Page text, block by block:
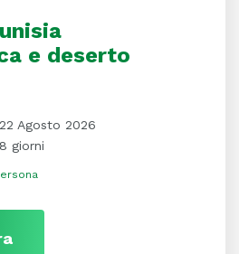
e deserto
22 Agosto 2026
8 giorni